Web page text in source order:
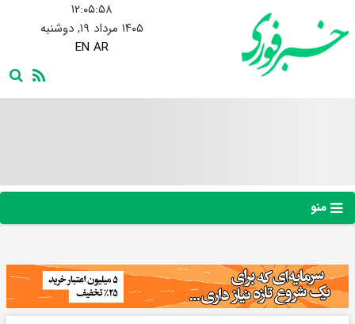
۱۲:۰۵:۵۹
۱۴۰۵ مرداد ۱۹, دوشنبه
EN AR
منو